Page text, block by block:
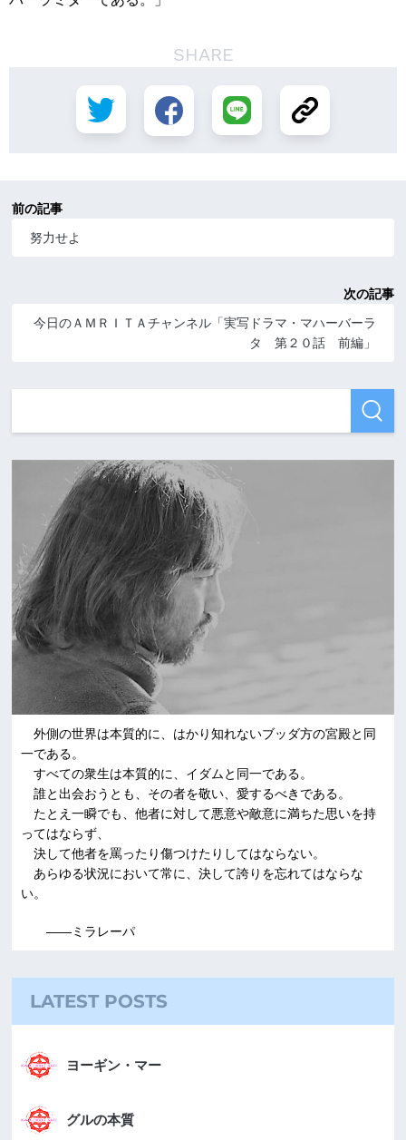
SHARE
前の記事
努力せよ
次の記事
今日のＡＭＲＩＴＡチャンネル「実写ドラマ・マハーバーラ
タ 第２０話 前編」
外側の世界は本質的に、はかり知れないブッダ方の宮殿と同
一である。
すべての衆生は本質的に、イダムと同一である。
誰と出会おうとも、その者を敬い、愛するべきである。
たとえ一瞬でも、他者に対して悪意や敵意に満ちた思いを持
ってはならず、
決して他者を罵ったり傷つけたりしてはならない。
あらゆる状況において常に、決して誇りを忘れてはならな
い。
――ミラレーパ
LATEST POSTS
ヨーギン・マー
グルの本質